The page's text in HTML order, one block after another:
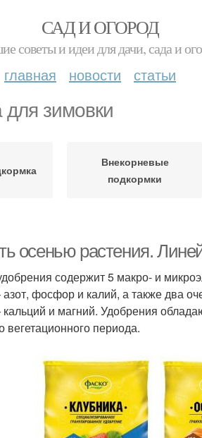
САД И ОГОРОД
советы и идеи для дачи, сада и
главная новости статьи
зимовки
Внекорневые
подкормки
осенью растения.
содержит 5 макро- и
фосфор и калий, а также два
и магний. Удобрения
вегетационного периода.